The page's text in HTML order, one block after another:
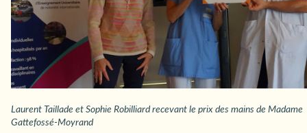
Laurent Taillade et Sophie Robilliard recevant le prix des mains de Madame
Gattefossé-Moyrand